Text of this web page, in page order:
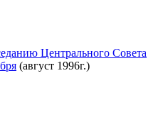
Центрального Совета
(август 1996г.)